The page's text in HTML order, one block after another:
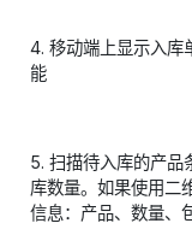
4. 移动端上显示入库
能
5. 扫描待入库的产品
库数量。如果使用二
信息：产品、数量、